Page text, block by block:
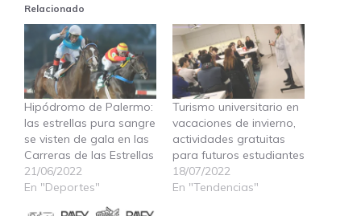
Relacionado
Hipódromo de Palermo:
las estrellas pura sangre
se visten de gala en las
Carreras de las Estrellas
21/06/2022
En "Deportes"
Turismo universitario en
vacaciones de invierno,
actividades gratuitas
para futuros estudiantes
18/07/2022
En "Tendencias"